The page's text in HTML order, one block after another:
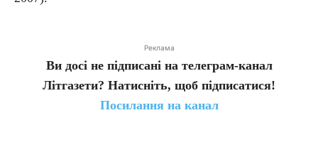
Реклама
Ви досі не підписані на телеграм-канал
Літгазети? Натисніть, щоб підписатися!
Посилання на канал